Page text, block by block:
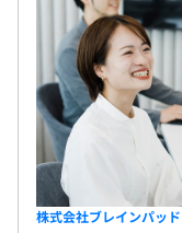
株式会社ブレインパッド